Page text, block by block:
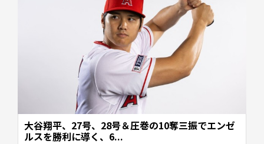
大谷翔平、27号、28号＆圧巻の10奪三振でエンゼ
ルスを勝利に導く、6...